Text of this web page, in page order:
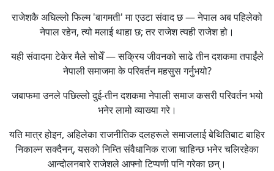
राजेशकै अघिल्लो फिल्म 'बागमती' मा एउटा संवाद छ — नेपाल अब पहिलेको
नेपाल रहेन, त्यो मलाई थाहा छ; तर राजेश त्यही राजेश हो।
यही संवादमा टेकेर मैले सोधेँ — सक्रिय जीवनको साढे तीन दशकमा तपाईंले
नेपाली समाजमा के परिवर्तन महसुस गर्नुभयो?
जबाफमा उनले पछिल्लो दुई-तीन दशकमा नेपाली समाज कसरी परिवर्तन भयो
भनेर लामो व्याख्या गरे।
यति मात्र होइन, अहिलेका राजनीतिक दलहरूले समाजलाई बेथितिबाट बाहिर
निकाल्न सक्दैनन्, यसको निम्ति संवैधानिक राजा चाहिन्छ भनेर चलिरहेका
आन्दोलनबारे राजेशले आफ्नो टिप्पणी पनि गरेका छन्।